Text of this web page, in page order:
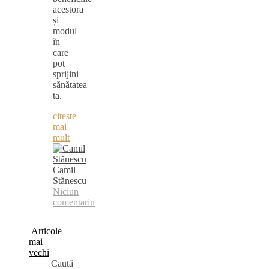
acestora
și
modul
în
care
pot
sprijini
sănătatea
ta.
citește
mai
mult
Camil
Stănescu
Niciun
comentariu
Articole
mai
vechi
Caută